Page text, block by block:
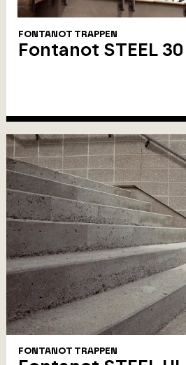
FONTANOT TRAPPEN
Fontanot STEEL 30
FONTANOT TRAPPEN